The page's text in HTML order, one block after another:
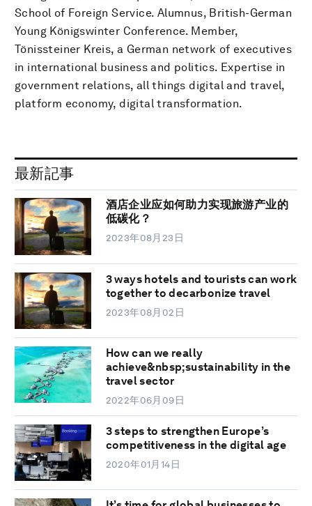
School of Foreign Service. Alumnus, British-German
Young Königswinter Conference. Member,
Tönissteiner Kreis, a German network of executives
in international business and politics. Expertise in
government relations, all things digital and travel,
platform economy, digital transformation.
最新記事
酒店企业应如何助力实现旅游产业的
低碳化？
2023年08月23日
3 ways hotels and tourists can work
together to decarbonize travel
2023年08月02日
How can we really
achieve&nbsp;sustainability in the
travel sector
2022年06月09日
3 steps to strengthen Europe’s
competitiveness in the digital age
2020年01月14日